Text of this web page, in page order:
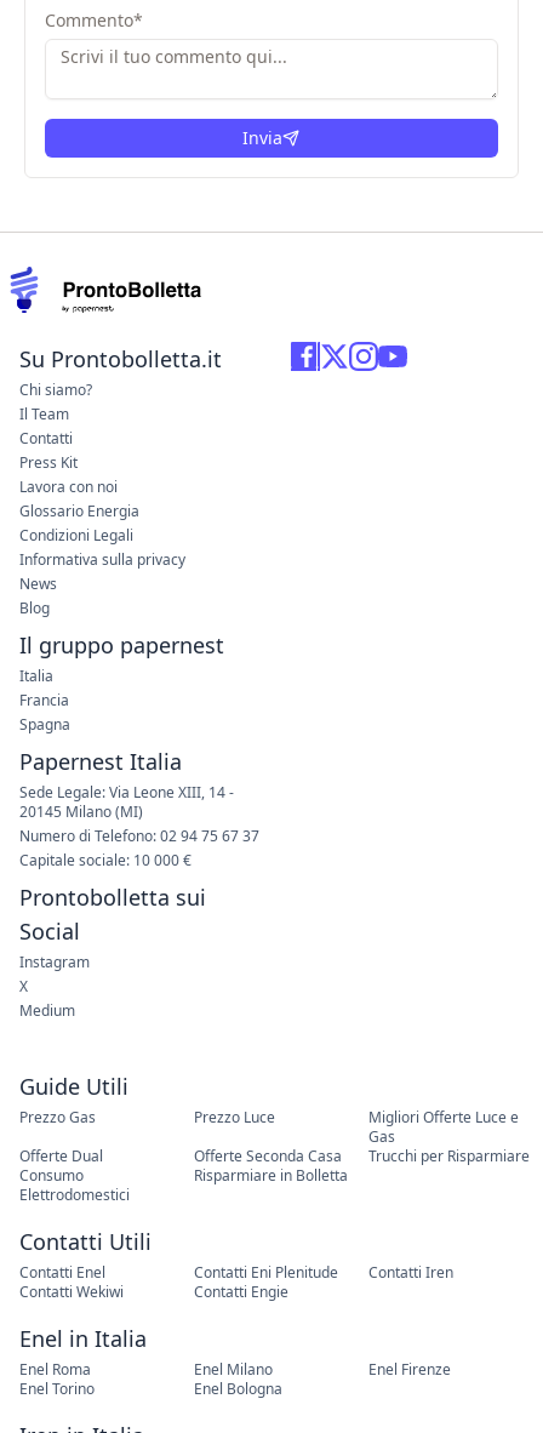
Commento*
Invia
Guide Utili
Prezzo Gas Prezzo Luce
Migliori Offerte Luce e
Gas
Offerte Dual
Offerte Seconda Casa
Trucchi per Risparmiare
Consumo
Elettrodomestici
Risparmiare in Bolletta
Contatti Utili
Contatti Enel Contatti Eni Plenitude
Contatti Iren
Contatti Wekiwi
Contatti Engie
Enel in Italia
Enel Roma Enel Milano
Enel Firenze
Enel Torino
Enel Bologna
Su Prontobolletta.it
Chi siamo?
Il Team
Contatti
Press Kit
Lavora con noi
Glossario Energia
Condizioni Legali
Informativa sulla privacy
News
Blog
Il gruppo papernest
Italia
Francia
Spagna
Papernest Italia
Sede Legale: Via Leone XIII, 14 -
20145 Milano (MI)
Numero di Telefono: 02 94 75 67 37
Capitale sociale: 10 000 €
Prontobolletta sui
Social
Instagram
X
Medium